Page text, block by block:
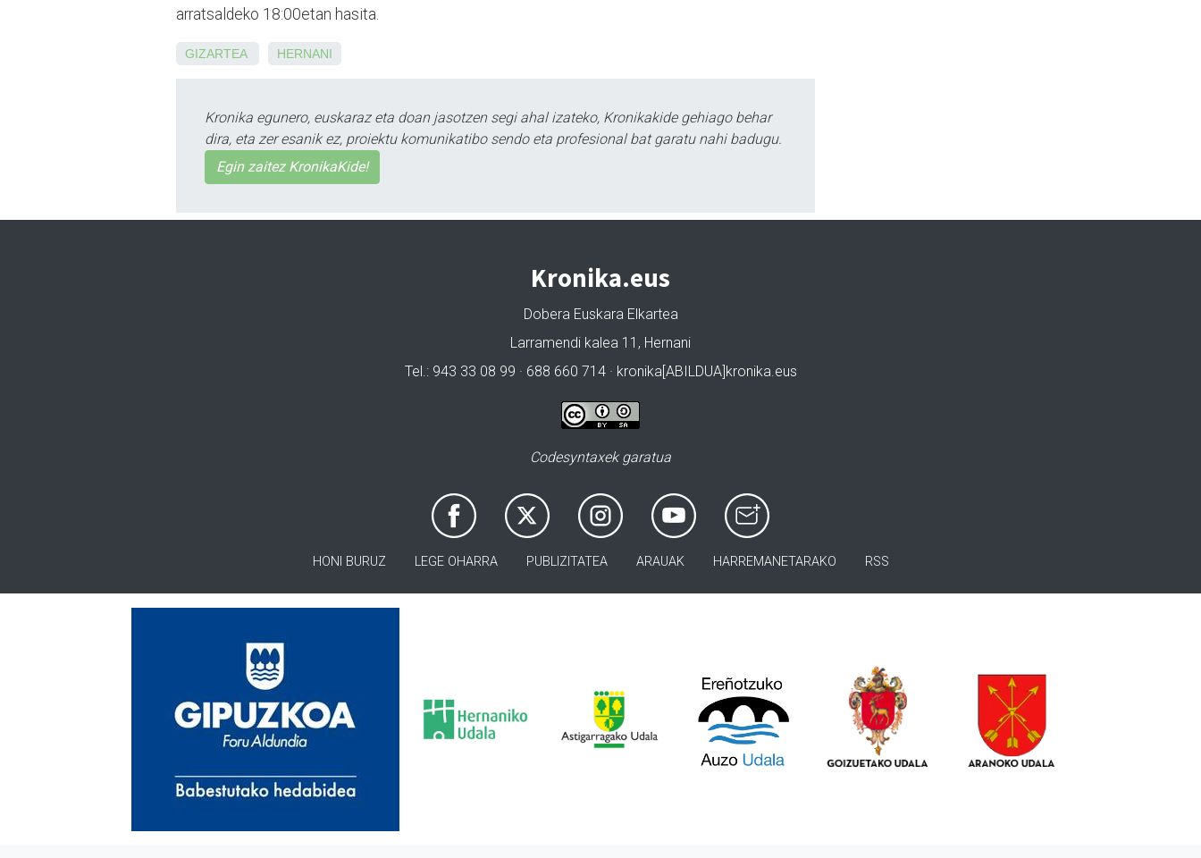
arratsaldeko 18:00etan hasita.
GIZARTEA HERNANI
Kronika egunero, euskaraz eta doan jasotzen segi ahal izateko, Kronikakide gehiago behar
dira, eta zer esanik ez, proiektu komunikatibo sendo eta profesional bat garatu nahi badugu.
Egin zaitez KronikaKide!
Kronika.eus
Dobera Euskara Elkartea
Larramendi kalea 11, Hernani
Tel.: 943 33 08 99 · 688 660 714 · kronika[ABILDUA]kronika.eus
Codesyntaxek garatua
HONI BURUZ LEGE OHARRA PUBLIZITATEA ARAUAK HARREMANETARAKO RSS